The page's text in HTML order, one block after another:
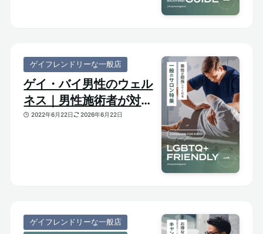
ゲイフレンドリーな一般店
ゲイ・バイ男性のウェル
ネス｜男性施術者が対応
してくれるゲイフレンド
2022年6月22日 2026年6月22日
ゲイフレンドリーな一般店